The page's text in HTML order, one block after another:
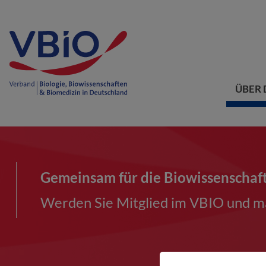
ÜBER
Gemeinsam für die
Werden Sie Mitglied im VBIO und